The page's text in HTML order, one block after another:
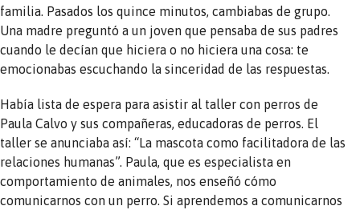
familia. Pasados ​​los quince minutos, cambiabas de grupo.
Una madre preguntó a un joven que pensaba de sus padres
cuando le decían que hiciera o no hiciera una cosa: te
emocionabas escuchando la sinceridad de las respuestas.
Había lista de espera para asistir al taller con perros de
Paula Calvo y sus compañeras, educadoras de perros. El
taller se anunciaba así: “La mascota como facilitadora de las
relaciones humanas”. Paula, que es especialista en
comportamiento de animales, nos enseñó cómo
comunicarnos con un perro. Si aprendemos a comunicarnos